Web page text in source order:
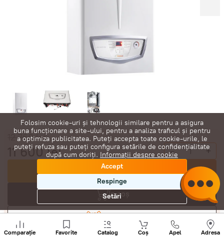
12 760lei
11 600lei - +
Cumpără acum
În coș
Comparație Favorite Catalog Coș Apel Adresa
Sunați
+
Folosim cookie-uri și tehnologii similare pentru a asigura
buna funcționare a site-ului, pentru a analiza traficul și pentru
a optimiza publicitatea. Puteți accepta toate cookie-urile, le
puteți refuza sau puteți configura setările de confidențialitate
după cum doriți. Informații despre cookie
Accept
Respinge
Setări